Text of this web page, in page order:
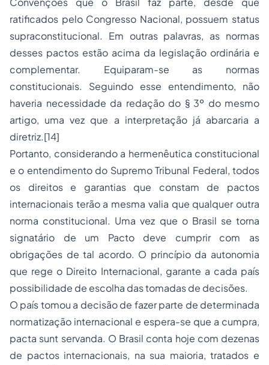
ratificados pelo Congresso Nacional, possuem status
supraconstitucional. Em outras palavras, as normas
desses pactos estão acima da legislação ordinária e
complementar. Equiparam-se as normas
constitucionais. Seguindo esse entendimento, não
haveria necessidade da redação do § 3º do mesmo
artigo, uma vez que a interpretação já abarcaria a
diretriz.[14]
Portanto, considerando a hermenêutica constitucional
e o entendimento do Supremo Tribunal Federal, todos
os direitos e garantias que constam de pactos
internacionais terão a mesma valia que qualquer outra
norma constitucional. Uma vez que o Brasil se torna
signatário de um Pacto deve cumprir com as
obrigações de tal acordo. O princípio da autonomia
que rege o Direito Internacional, garante a cada país
possibilidade de escolha das tomadas de decisões.
O país tomou a decisão de fazer parte de determinada
normatização internacional e espera-se que a cumpra,
pacta sunt servanda. O Brasil conta hoje com dezenas
de pactos internacionais, na sua maioria, tratados e